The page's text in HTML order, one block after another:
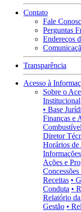
Contato
Fale
Perguntas
Endereços
Transparência
Acesso à
Sobre o
Institucional
• Base
Finanças e
Diretor
Horários
Informações
Ações e
Receitas •
Conduta •
Relatório
Gestão •